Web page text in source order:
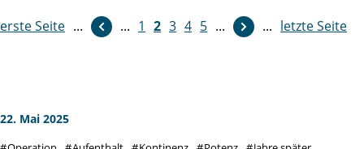
erste Seite ... ... 1 2 3 4 5 ...
weiter ... letzte Seite
22. Mai 2025